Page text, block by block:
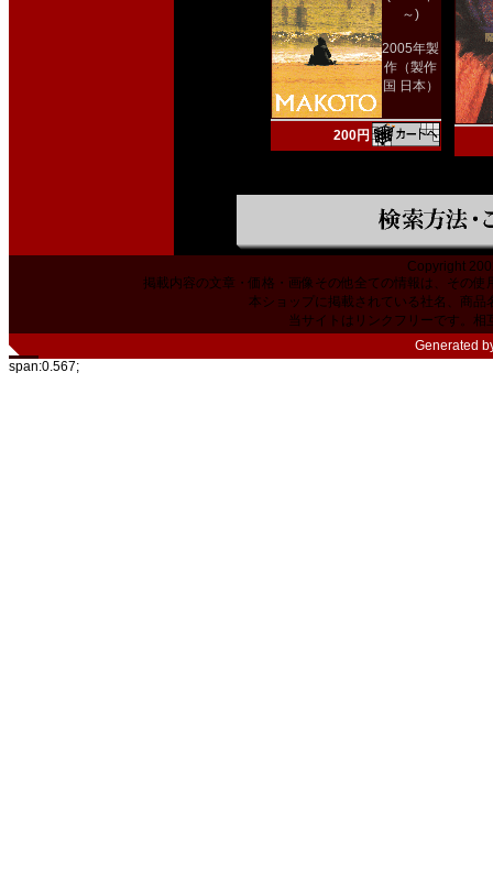
～)
2005年製
作（製作
国 日本）
200円
Copyright
掲載内容の文章・価格・画像その他全ての情報は、その
本ショップに掲載されている社名、商
当サイトはリンクフリーです。相
Generated
span:0.567;